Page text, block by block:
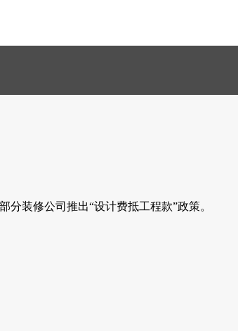
分装修公司推出“设计费抵工程款”政策。